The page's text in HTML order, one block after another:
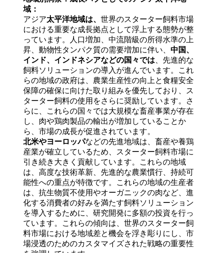
域：
アジア太平洋地域は、 世界のスターター飼料市場
における重要な成長拠点として浮上する態勢が整
っています。人口増加、中流階級の所得水準の上
昇、動物性タンパク質の需要増加に伴い、 中国、
インド、インドネシアなどの国々では 、先進的な
飼料ソリューションの導入が進んでいます。これ
らの地域の政府は、農業生産性の向上と食糧安全
保障の確保に向けた取り組みを優先しており、ス
ターター飼料の使用をさらに奨励しています。さ
らに、これらの国々では大規模な畜産事業が存在
し、肉や鶏肉製品の輸出が増加していることか
ら、市場の成長が促進されています。
北米やヨーロッパなどの先進地域は、畜産や養鶏
産業が確立しているため、スターター飼料市場に
引き続き大きく貢献しています。これらの地域
は、高度な技術革新、先進的な農業慣行、持続可
能性への重点が特徴です。これらの地域の生産者
は、抗生物質不使用やオーガニックの肉など、進
化する消費者の好みを満たす飼料ソリューション
を導入するために、研究開発に多額の投資を行っ
ています。これらの傾向は、世界のスターター飼
料市場における地域差と機会を浮き彫りにし、市
場浸透のためのカスタマイズされた戦略の重要性